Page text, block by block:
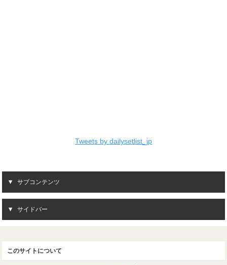
Tweets by dailysetlist_jp
サブコンテンツ
サイドバー
このサイトについて